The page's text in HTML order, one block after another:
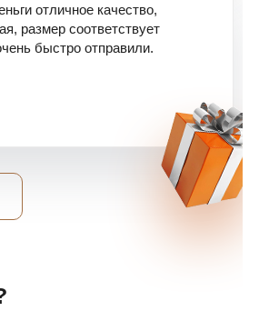
отличное качество,
размер соответствует
быстро отправили.